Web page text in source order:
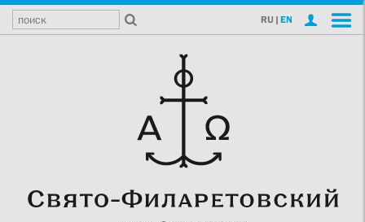
RU | EN